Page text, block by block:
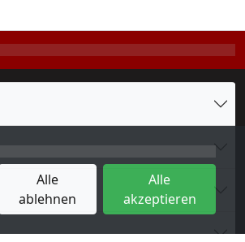
Alle
ablehnen
Alle
akzeptieren